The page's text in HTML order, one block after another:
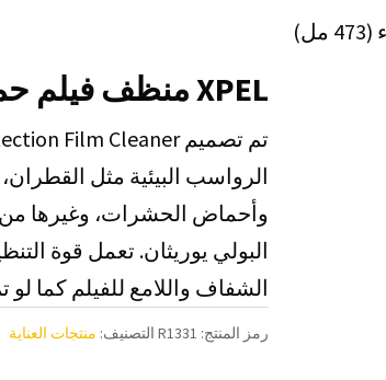
XPEL منظف فيلم حماية الطلاء (473 مل)
الرواسب البيئية مثل
وأحماض الحشرات، وغيرها من
البولي يوريثان. تعمل قوة
الشفاف واللامع للفيلم كما لو
رمز المنتج: R1331 التصنيف: منتجات العناية